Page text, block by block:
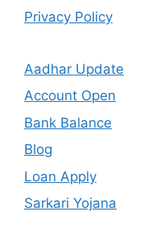
Privacy Policy
Aadhar Update
Account Open
Bank Balance
Blog
Loan Apply
Sarkari Yojana